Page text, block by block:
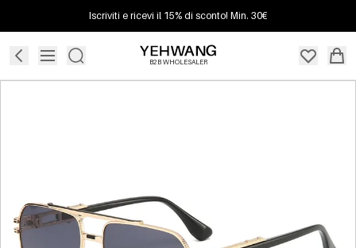
Iscriviti e ricevi il 15% di sconto! Min. 30€
B2B WHOLESALER